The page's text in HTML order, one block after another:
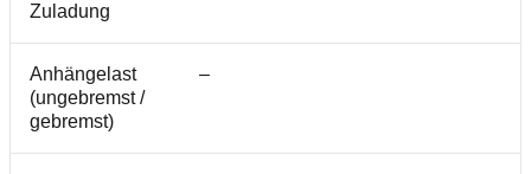
Zuladung
Anhängelast
(ungebremst /
gebremst)
–